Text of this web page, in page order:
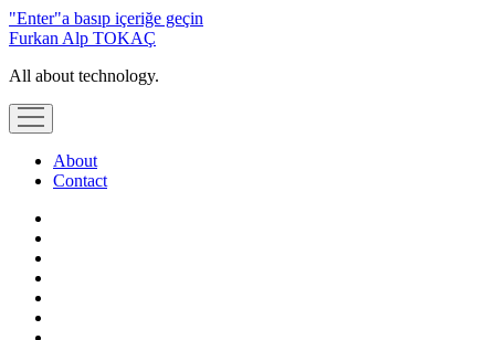
"Enter"a basıp içeriğe geçin
Furkan Alp TOKAÇ
All about technology.
menüyü
aç
About
Contact